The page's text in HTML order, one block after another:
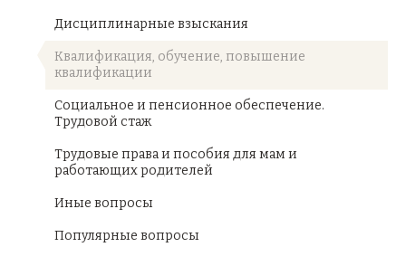
Дисциплинарные взыскания
Квалификация, обучение, повышение
квалификации
Социальное и пенсионное обеспечение.
Трудовой стаж
Трудовые права и пособия для мам и
работающих родителей
Иные вопросы
Популярные вопросы